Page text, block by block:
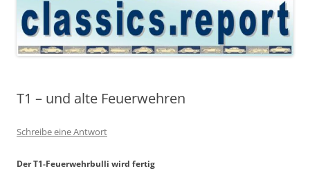
T1 – und alte Feuerwehren
Schreibe eine Antwort
Der T1-Feuerwehrbulli wird fertig